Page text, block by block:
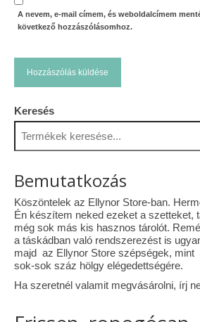
A nevem, e-mail címem, és weboldalcímem
következő hozzászólásomhoz.
Keresés
Bemutatkozás
Köszöntelek az Ellynor Store-ban.
Én készítem neked ezeket a szetteket,
még sok más kis hasznos tárolót.
a táskádban való rendszerezést is
majd az Ellynor Store szépségek,
sok-sok száz hölgy elégedettségére.
Ha szeretnél valamit megvásárolni, írj